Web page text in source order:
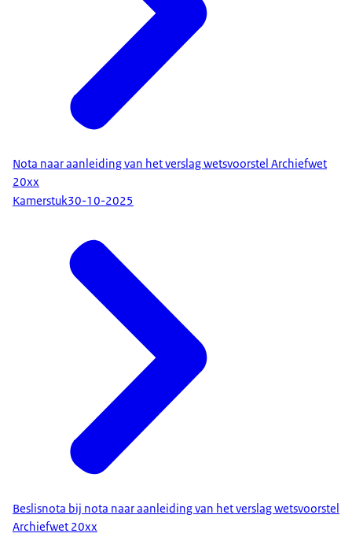
Nota naar aanleiding van het verslag wetsvoorstel Archiefwet
20xx
Kamerstuk30-10-2025
Beslisnota bij nota naar aanleiding van het verslag wetsvoorstel
Archiefwet 20xx